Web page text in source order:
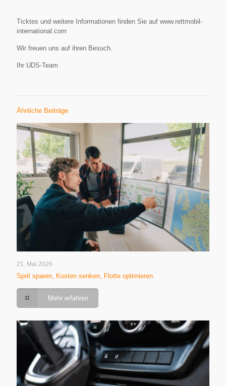
Ticktes und weitere Informationen finden Sie auf www.rettmobil-
international.com
Wir freuen uns auf ihren Besuch.
Ihr UDS-Team
Ähnliche Beiträge
21. Mai 2026
Sprit sparen, Kosten senken, Flotte optimieren
Mehr erfahren